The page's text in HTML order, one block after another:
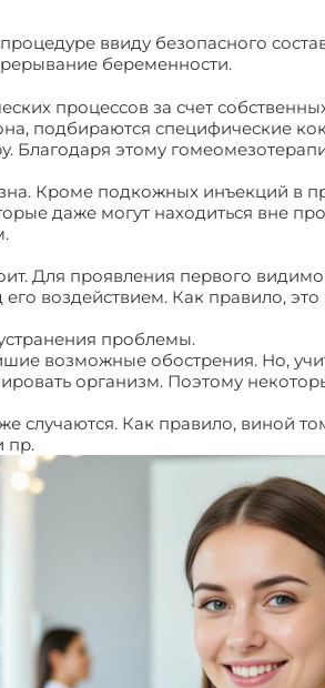
ввиду безопасного
беременности.
процессов за счет
подбираются специфические
этому
Кроме подкожных инъекций в
даже могут находиться вне
Для проявления первого
воздействием. Как правило,
проблемы.
возможные обострения. Но,
организм. Поэтому
Как правило, виной
пр.